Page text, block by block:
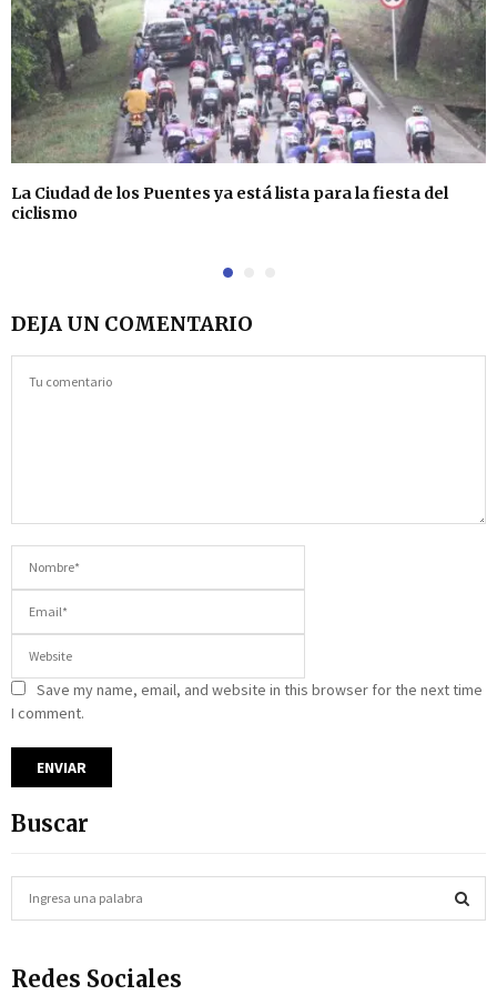
La Ciudad de los Puentes ya está lista para la fiesta del
ciclismo
DEJA UN COMENTARIO
Save my name, email, and website in this browser for the next time
I comment.
Buscar
c
Redes Sociales